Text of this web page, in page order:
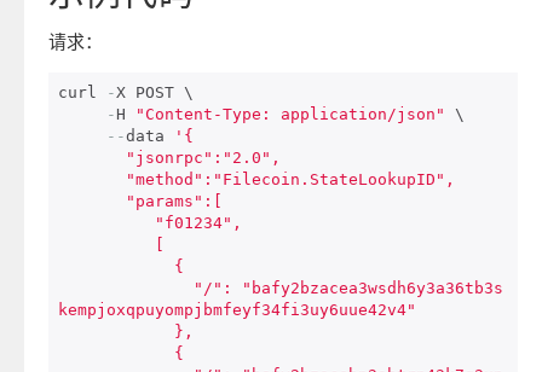
请求：
curl -X POST \
- H "Content-Type: application/json"
\
--data
'{
kempjoxqpuyompjbmfeyf34fi3uy6uue42v4"